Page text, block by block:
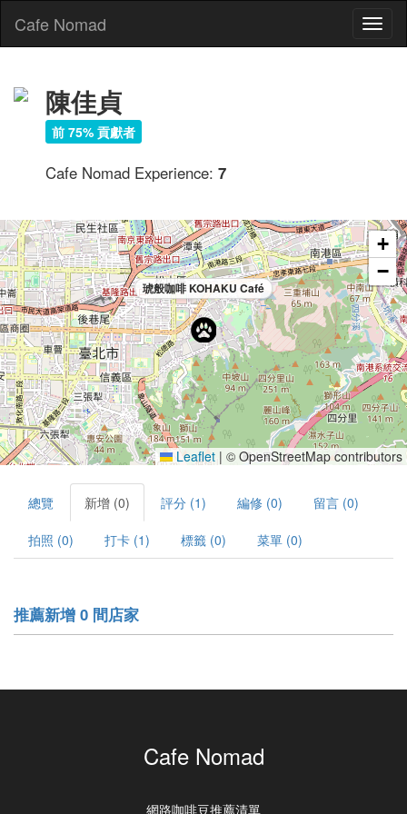
Cafe Nomad
陳佳貞
前 75% 貢獻者
Cafe Nomad Experience: 7
琥般咖啡 KOHAKU Café
+
−
Leaflet | © OpenStreetMap contributors
總覽 新增 (0) 評分 (1) 編修 (0) 留言 (0)
拍照 (0) 打卡 (1) 標籤 (0) 菜單 (0)
推薦新增 0 間店家
Cafe Nomad
網路咖啡豆推薦清單